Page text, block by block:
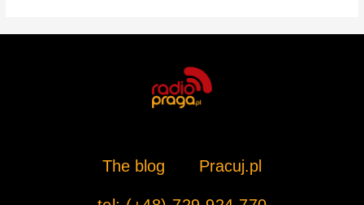
The blog Pracuj.pl